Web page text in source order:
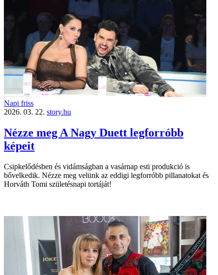
Napi friss
2026. 03. 22. story.hu
Nézze meg A Nagy Duett legforróbb
képeit
Csipkelődésben és vidámságban a vasárnap esti produkció is
bővelkedik. Nézze meg velünk az eddigi legforróbb pillanatokat és
Horváth Tomi születésnapi tortáját!